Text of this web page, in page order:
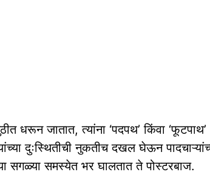
धरून जातात, त्यांना ‘पदपथ’ किंवा
दुःस्थितीची नुकतीच दखल घेऊन
सगळ्या समस्येत भर घालतात ते पोस्टरबाज.